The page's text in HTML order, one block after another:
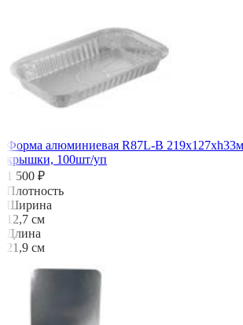
Форма алюминиевая R87L-B
крышки, 100шт/уп
1 500 ₽
Плотность
Ширина
12,7 см
Длина
21,9 см